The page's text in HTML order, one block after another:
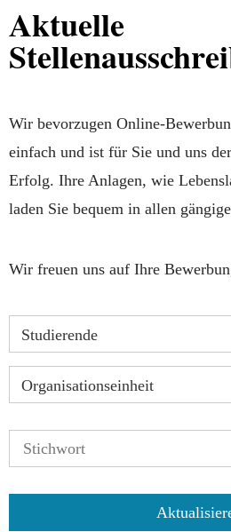
Aktuelle
Wir bevorzugen Online-
einfach und ist für Sie und uns
Erfolg. Ihre Anlagen, wie
laden Sie bequem in allen
Wir freuen uns auf Ihre
Studierende
Organisationseinheit